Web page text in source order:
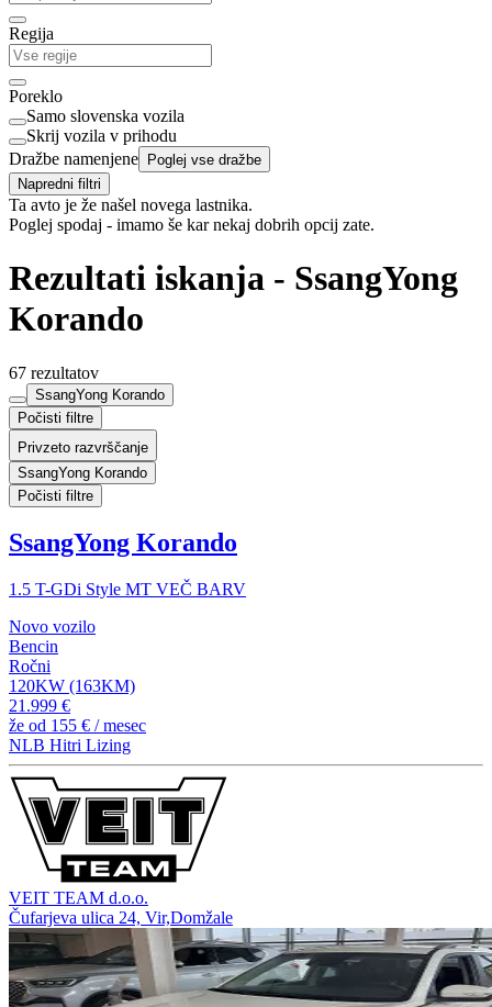
Regija
Poreklo
Samo slovenska vozila
Skrij vozila v prihodu
Dražbe namenjene Poglej vse dražbe
Napredni filtri
Ta avto je že našel novega lastnika.
Poglej spodaj - imamo še kar nekaj dobrih opcij zate.
Rezultati iskanja - SsangYong
Korando
67 rezultatov
SsangYong Korando
Počisti filtre
Privzeto razvrščanje
SsangYong Korando
Počisti filtre
SsangYong Korando
1.5 T-GDi Style MT VEČ BARV
Novo vozilo
Bencin
Ročni
120KW (163KM)
21.999 €
že od 155 € / mesec
NLB Hitri Lizing
VEIT TEAM d.o.o.
Čufarjeva ulica 24, Vir,Domžale